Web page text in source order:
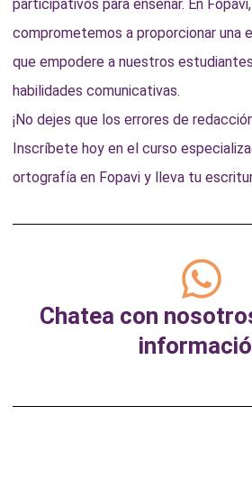
participativos para enseñar. En
comprometemos a proporcionar una
que empodere a nuestros
habilidades comunicativas.
¡No dejes que los errores de
Inscríbete hoy en el curso
ortografía en Fopavi y lleva tu
Chatea con